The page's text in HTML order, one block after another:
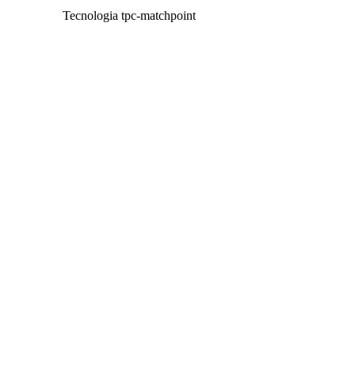
Tecnologia tpc-matchpoint